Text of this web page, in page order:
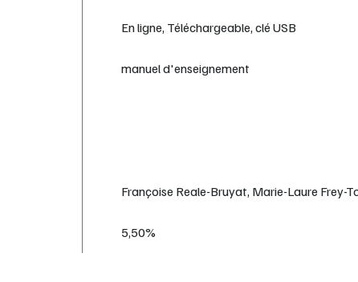
En ligne, Téléchargeable, clé USB
manuel d'enseignement
Françoise Reale-Bruyat, Marie-Laure Frey-
5,50%